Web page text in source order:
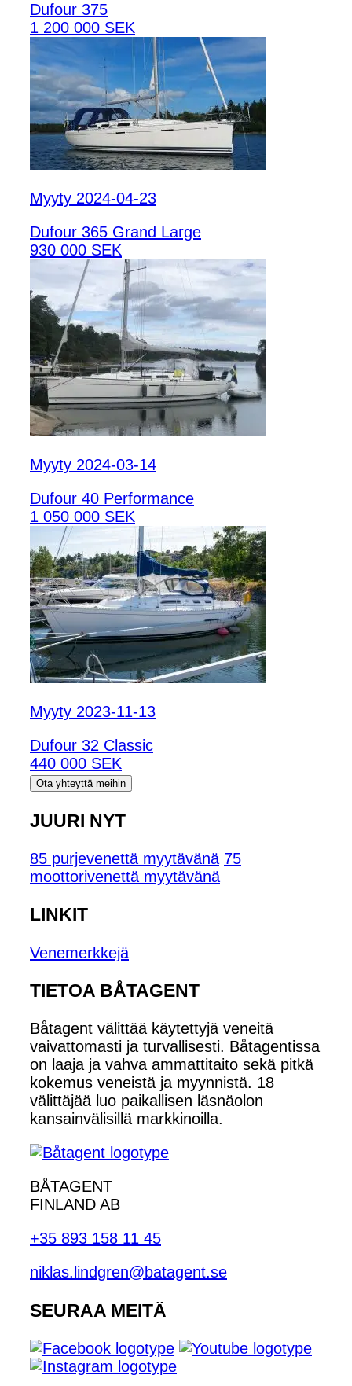
Dufour 375
1 200 000 SEK
Myyty 2024-04-23
Dufour 365 Grand Large
930 000 SEK
Myyty 2024-03-14
Dufour 40 Performance
1 050 000 SEK
Myyty 2023-11-13
Dufour 32 Classic
440 000 SEK
Ota yhteyttä meihin
JUURI NYT
85 purjevenettä myytävänä 75
moottorivenettä myytävänä
LINKIT
Venemerkkejä
TIETOA BÅTAGENT
Båtagent välittää käytettyjä veneitä
vaivattomasti ja turvallisesti. Båtagentissa
on laaja ja vahva ammattitaito sekä pitkä
kokemus veneistä ja myynnistä. 18
välittäjää luo paikallisen läsnäolon
kansainvälisillä markkinoilla.
BÅTAGENT
FINLAND AB
+35 893 158 11 45
niklas.lindgren@batagent.se
SEURAA MEITÄ